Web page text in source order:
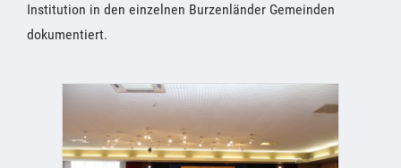
Institution in den einzelnen Burzenländer Gemeinden
dokumentiert.